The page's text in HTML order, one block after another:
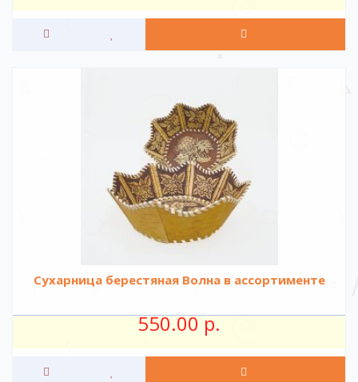
Сухарница берестяная Волна в ассортименте
550.00 р.